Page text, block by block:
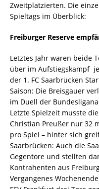
Zweitplatzierten. Die
Spieltags im Überblick:
Freiburger Reserve
Letztes Jahr waren beide
über im Aufstiegskampf 
der 1. FC Saarbrücken
Saison: Die Breisgauer
im Duell der
Letzte Spielzeit musste
Christian Preußer nur 32
pro Spiel – hinter sich
Saarbrücken: Auch die
Gegentore und stellten
Kontrahenten aus
Vergangenes